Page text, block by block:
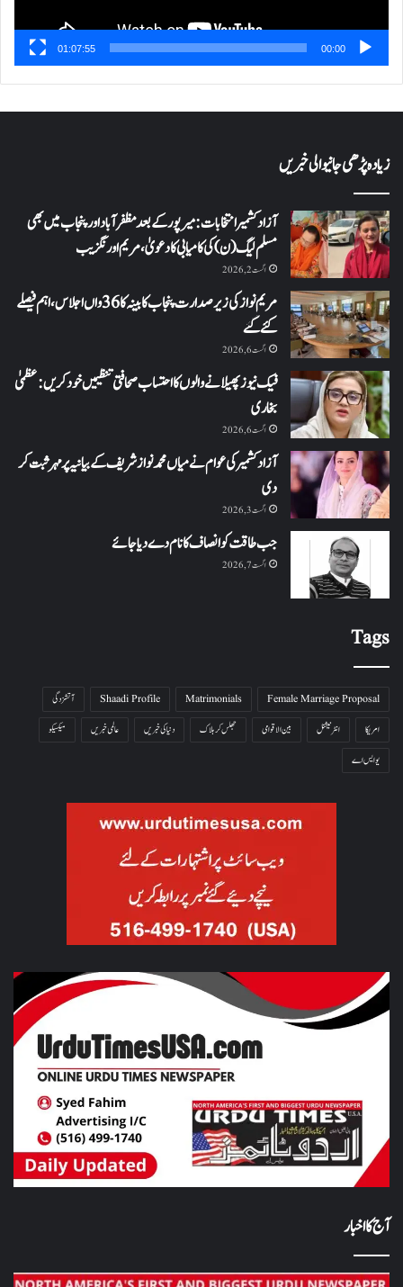
00:00
01:07:55
زیادہ پڑھی جانیوالی خبریں
آزاد کشمیر انتخابات: میرپور کے بعد مظفرآباد اور پنجاب میں بھی
مسلم لیگ (ن) کی کامیابی کا دعویٰ، مریم اورنگزیب
اگست 2, 2026
مریم نواز کی زیر صدارت پنجاب کابینہ کا 36واں اجلاس،اہم فیصلے
کئے گئے
اگست 6, 2026
فیک نیوز پھیلانے والوں کا احتساب صحافتی تنظیمیں خود کریں: عظمیٰ
بخاری
اگست 6, 2026
آزاد کشمیر کی عوام نے میاں محمد نواز شریف کے بیانیہ پر مہر ثبت کر
دی
اگست 3, 2026
جب طاقت کو انصاف کا نام دے دیا جائے
اگست 7, 2026
Tags
Female Marriage Proposal
Matrimonials
Shaadi Profile
آتشزدگی
امریکا
انٹرنیشنل بین الاقوامی جھلس کر ہلاک دنیا کی خبریں عالمی خبریں
میکسیکو
یو ایس اے
آج کا اخبار